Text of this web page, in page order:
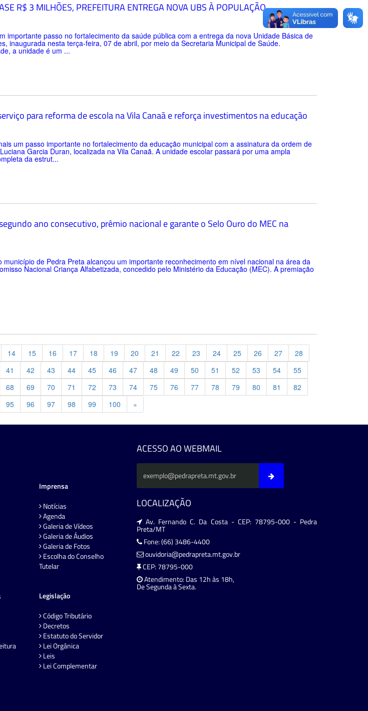
R$ 3 MILHÕES, PREFEITURA ENTREGA NOVA UBS À POPULAÇÃO
importante passo no fortalecimento da saúde pública com a entrega da nova Unidade Básica de
inaugurada nesta terça-feira, 07 de abril, por meio da Secretaria Municipal de Saúde.
a unidade é um ...
para reforma de escola na Vila Canaã e reforça investimentos na educação
um passo importante no fortalecimento da educação municipal com a assinatura da ordem de
Garcia Duran, localizada na Vila Canaã. A unidade escolar passará por uma ampla
da estrut...
ano consecutivo, prêmio nacional e garante o Selo Ouro do MEC na
município de Pedra Preta alcançou um importante reconhecimento em nível nacional na área da
Nacional Criança Alfabetizada, concedido pelo Ministério da Educação (MEC). A premiação
14 15 16 17 18 19 20 21 22 23 24 25 26 27
28
41 42 43 44 45 46 47 48 49 50 51 52 53 54
55
68 69 70 71 72 73 74 75 76 77 78 79 80 81
82
95 96 97 98 99 100 »
Imprensa
Notícias
Agenda
Galeria de Vídeos
Galeria de Áudios
Galeria de Fotos
Escolha do Conselho
Tutelar
Legislação
Código Tributário
Decretos
Estatuto do Servidor
Lei Orgânica
Leis
Lei Complementar
ACESSO AO WEBMAIL
LOCALIZAÇÃO
Av. Fernando C. Da Costa - CEP: 78795-000 - Pedra
Preta/MT
Fone: (66) 3486-4400
ouvidoria@pedrapreta.mt.gov.br
CEP: 78795-000
Atendimento: Das 12h às 18h,
De Segunda à Sexta.